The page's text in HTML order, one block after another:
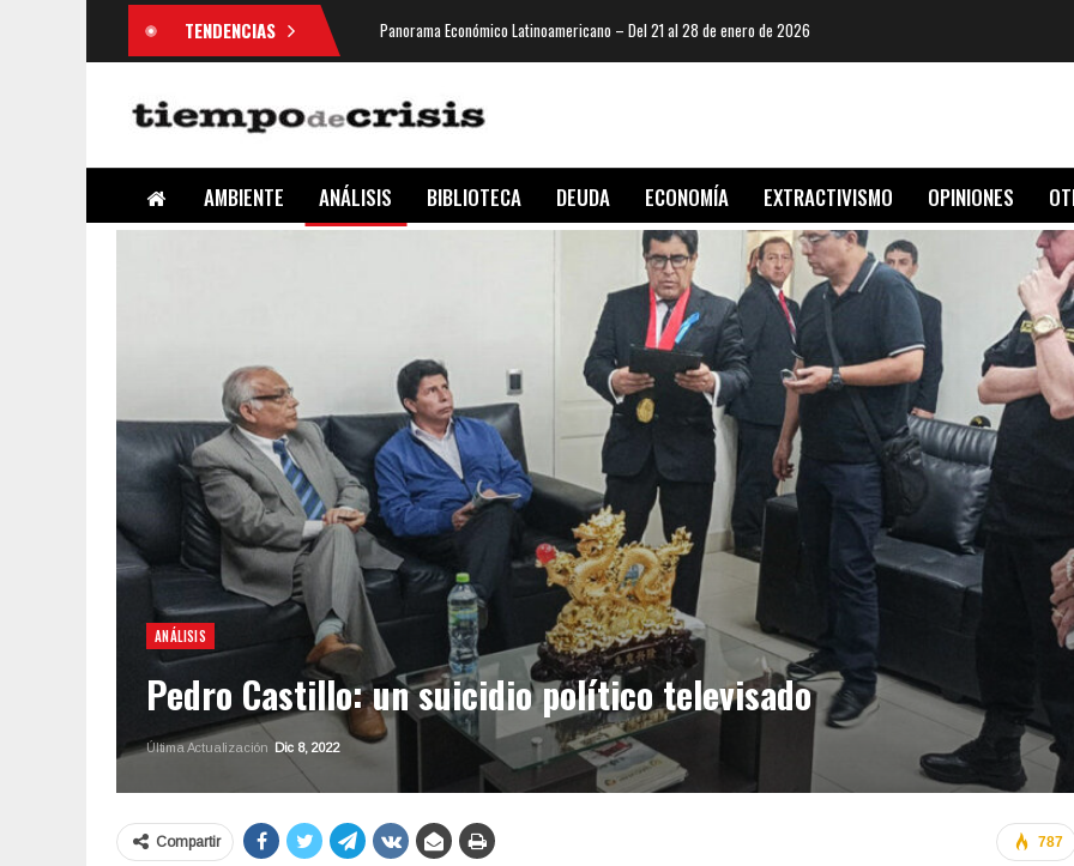
TENDENCIAS Panorama Económico Latinoamericano – Del 21 al 28 de enero de 2026
AMBIENTE ANÁLISIS BIBLIOTECA DEUDA ECONOMÍA EXTRACTIVISMO OPINIONES
ANÁLISIS
Pedro Castillo: un suicidio político televisado
Última Actualización Dic 8, 2022
787
Compartir